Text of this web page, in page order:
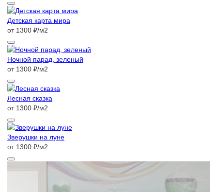
Детская карта мира
от 1300 ₽/м2
Ночной парад, зеленый
от 1300 ₽/м2
Лесная сказка
от 1300 ₽/м2
Зверушки на луне
от 1300 ₽/м2